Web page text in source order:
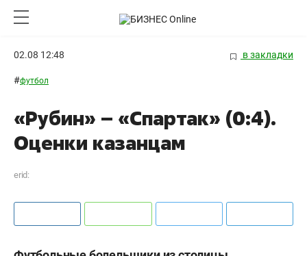
02.08 12:48 в закладки
#футбол
«Рубин» – «Спартак» (0:4).
Оценки казанцам
erid: